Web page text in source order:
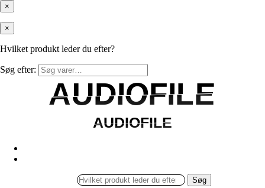
×
×
Hvilket produkt leder du efter?
Søg efter:
AUDIOFILE
AUDIOFILE
AUDIOFILE
AUDIOFILE
Søg